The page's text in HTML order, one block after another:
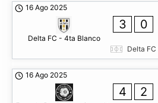
16 Ago 2025
Delta FC - 4ta Blanco
3 0
Delta FC
16 Ago 2025
4 2